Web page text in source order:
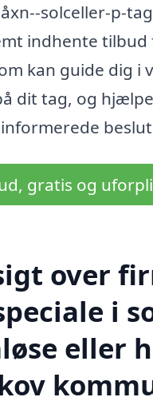
solceller-p-
indhente tilbud
kan guide dig i
dit tag, og
gratis og
over
i
eller